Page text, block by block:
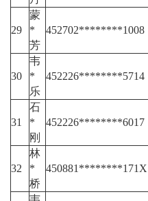
29
蒙
*
芳
452702********1008
30
韦
*
乐
452226********5714
31
石
*
刚
452226********6017
32
林
*
桥
450881********171X